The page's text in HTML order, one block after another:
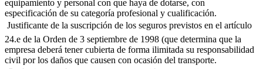
equipamiento y personal con que haya de dotarse, con
especificación de su categoría profesional y cualificación.
 Justificante de la suscripción de los seguros previstos en el artículo
24.e de la Orden de 3 septiembre de 1998 (que determina que la
empresa deberá tener cubierta de forma ilimitada su responsabilidad
civil por los daños que causen con ocasión del transporte.